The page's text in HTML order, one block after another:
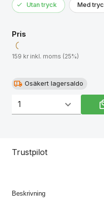
Utan tryck Med
Pris
159 kr inkl. moms (25%)
Osäkert lagersaldo
Trustpilot
Beskrivning